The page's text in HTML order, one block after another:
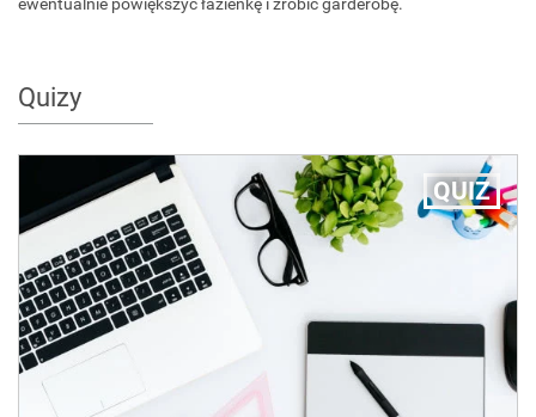
Quizy
QUIZ